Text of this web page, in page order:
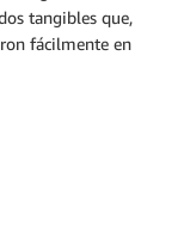
tangibles que,
fácilmente en